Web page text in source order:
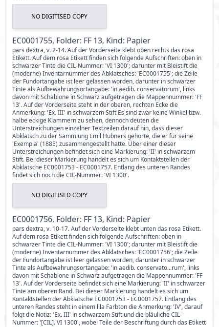
NO DIGITISED COPY
EC0001755, Folder: FF 13, Kind: Papier
pars dextra, v. 2-14. Auf der Vorderseite klebt oben rechts das rosa
Etikett. Auf dem rosa Etikett finden sich folgende Aufschriften: oben in
schwarzer Tinte die CIL-Nummer: 'VI 1300'; darunter mit Bleistift die
(moderne) Inventarnummer des Abklatsches: 'EC0001755'; die Zeile
der Fundortangabe ist leer gelassen worden, darunter in schwarzer
Tinte als Aufbewahrungsortangabe: 'in aedib. conservatorum', links
davon mit Schablone in Schwarz aufgetragen die Mappennummer: 'FF
13'. Auf der Vorderseite steht in der oberen, rechten Ecke die
Anmerkung: 'Ex. III' in schwarzem Stift Es sind zwar keine Winkel bzw.
halbe eckige Klammern zu sehen, dennoch deuten die
Unterstreichungen einzelner Textzeilen darauf hin, dass dieser
Abklatsch zu der Sammlung Emil Hübners gehörte, die er für seine
'Exempla' (1885) zusammengestellt hatte. Über einer dieser
Unterstreichungen befindet sich eine Markierung: 'II' in schwarzem
Stift. Bei dieser Markierung handelt es sich um Kontaktstellen der
Abklatsche EC0001753 - EC0001757. Entlang des unteren Randes
findet sich noch die CIL-Nummer: 'VI 1300'.
NO DIGITISED COPY
EC0001756, Folder: FF 13, Kind: Papier
pars dextra, v. 10-17. Auf der Vorderseite klebt unten das rosa Etikett.
Auf dem rosa Etikett finden sich folgende Aufschriften: oben in
schwarzer Tinte die CIL-Nummer: 'VI 1300'; darunter mit Bleistift die
(moderne) Inventarnummer des Abklatsches: 'EC0001756'; die Zeile
der Fundortangabe ist leer gelassen worden, darunter in schwarzer
Tinte als Aufbewahrungsortangabe: 'in aedib. conservato...rum', links
davon mit Schablone in Schwarz aufgetragen die Mappennummer: 'FF
13'. Auf der Vorderseite befindet sich eine Markierung: 'II' in schwarzer
Tinte am oberen Rand. Bei dieser Markierung handelt es sich um
Kontaktstellen der Abklatsche EC0001753 - EC0001757. Entlang des
unteren Randes steht in einem lila Farbton die Anmerkung: 'IV', darauf
folgt die Notiz: 'Ex. III' in schwarzem Stift und die bläuliche CIL-
Nummer: '[CIL]. VI 1300', wobei Teile der Beschriftung durch das Etikett